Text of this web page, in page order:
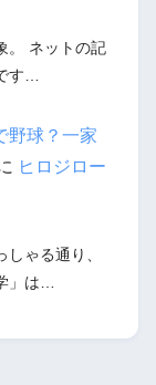
。 ネットの記
す…
野球？一家
ヒロジロー
ゃる通り、
」は…